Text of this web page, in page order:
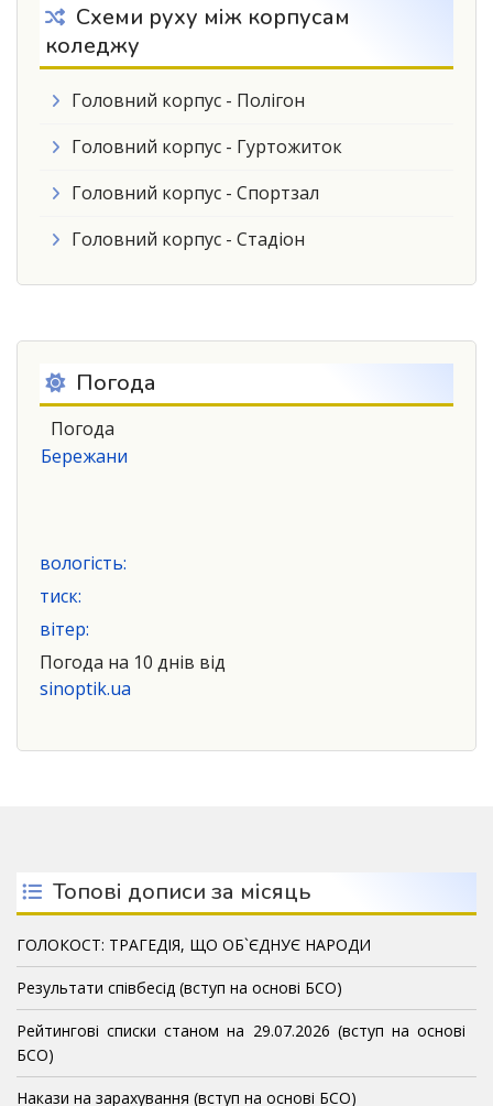
Схеми руху між корпусам
коледжу
Головний корпус - Полігон
Головний корпус - Гуртожиток
Головний корпус - Спортзал
Головний корпус - Стадіон
Погода
Погода
Бережани
вологість:
тиск:
вітер:
Погода на 10 днів від
sinoptik.ua
Топові дописи за місяць
ГОЛОКОСТ: ТРАГЕДІЯ, ЩО ОБ`ЄДНУЄ НАРОДИ
Результати співбесід (вступ на основі БСО)
Рейтингові списки станом на 29.07.2026 (вступ на основі
БСО)
Накази на зарахування (вступ на основі БСО)